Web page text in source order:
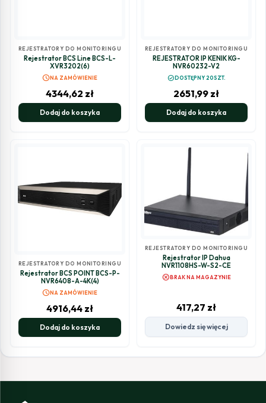
REJESTRATORY DO MONITORINGU
Rejestrator BCS Line BCS-L-
XVR3202(6)
scheduleNA ZAMÓWIENIE
4344,62 zł
Dodaj do koszyka
REJESTRATORY DO MONITORINGU
REJESTRATOR IP KENIK KG-
NVR60232-V2
check_circleDOSTĘPNY 20SZT.
2651,99 zł
Dodaj do koszyka
REJESTRATORY DO MONITORINGU
Rejestrator BCS POINT BCS-P-
NVR6408-A-4K(4)
scheduleNA ZAMÓWIENIE
4916,44 zł
Dodaj do koszyka
REJESTRATORY DO MONITORINGU
Rejestrator IP Dahua
NVR1108HS-W-S2-CE
cancelBRAK NA MAGAZYNIE
417,27 zł
Dowiedz się więcej